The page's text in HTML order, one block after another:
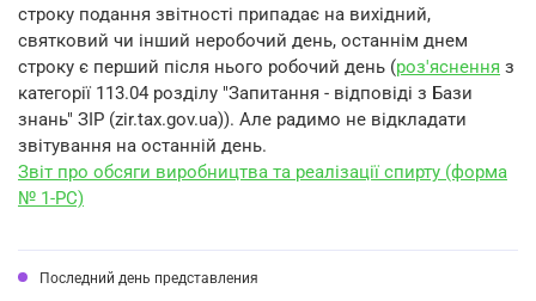
строку подання звітності припадає на вихідний,
святковий чи інший неробочий день, останнім днем
строку є перший після нього робочий день (роз'яснення з
категорії 113.04 розділу "Запитання - відповіді з Бази
знань" ЗІР (zir.tax.gov.ua)). Але радимо не відкладати
звітування на останній день.
Звіт про обсяги виробництва та реалізації спирту (форма
№ 1-РС)
Последний день представления